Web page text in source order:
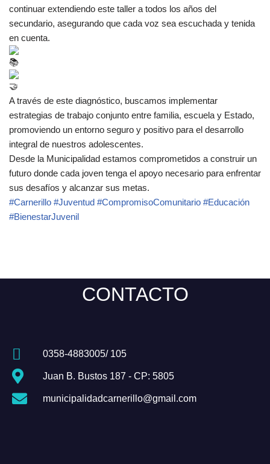
continuar extendiendo este taller a todos los años del
secundario, asegurando que cada voz sea escuchada y tenida
en cuenta.
A través de este diagnóstico, buscamos implementar
estrategias de trabajo conjunto entre familia, escuela y Estado,
promoviendo un entorno seguro y positivo para el desarrollo
integral de nuestros adolescentes.
Desde la Municipalidad estamos comprometidos a construir un
futuro donde cada joven tenga el apoyo necesario para enfrentar
sus desafíos y alcanzar sus metas.
#Carnerillo #Juventud #CompromisoComunitario #Educación
#BienestarJuvenil
CONTACTO
0358-4883005/ 105
Juan B. Bustos 187 - CP: 5805
municipalidadcarnerillo@gmail.com